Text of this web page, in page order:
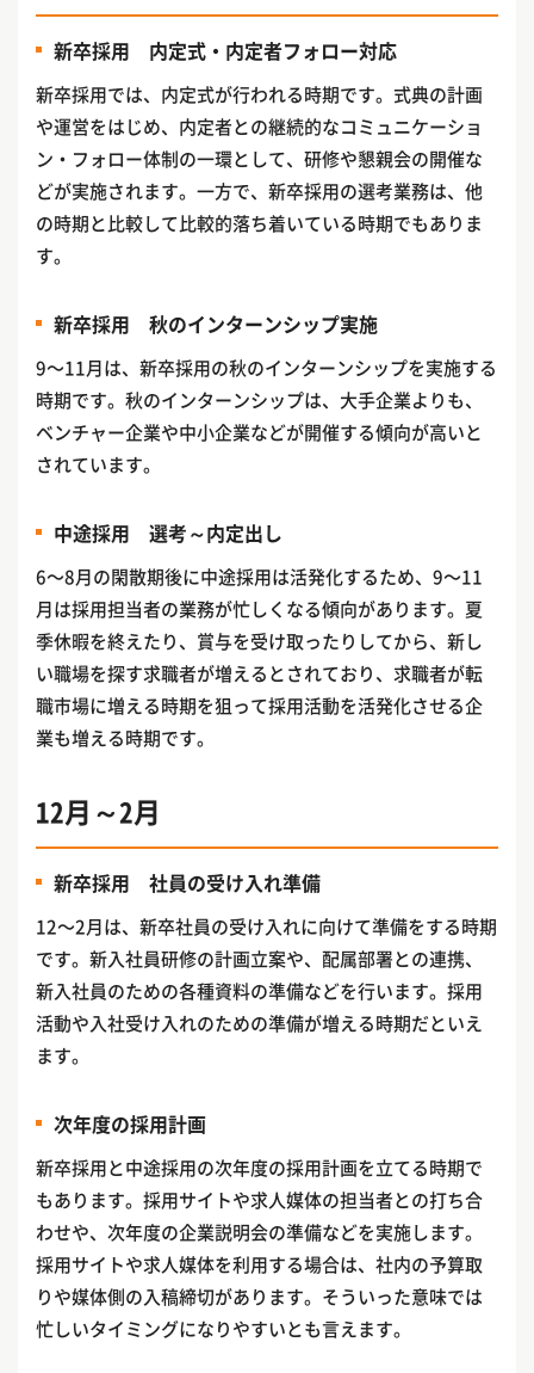
新卒採用 内定式・内定者フォロー対応
新卒採用では、内定式が行われる時期です。式典の計画
や運営をはじめ、内定者との継続的なコミュニケーショ
ン・フォロー体制の一環として、研修や懇親会の開催な
どが実施されます。一方で、新卒採用の選考業務は、他
の時期と比較して比較的落ち着いている時期でもありま
す。
新卒採用 秋のインターンシップ実施
9〜11月は、新卒採用の秋のインターンシップを実施する
時期です。秋のインターンシップは、大手企業よりも、
ベンチャー企業や中小企業などが開催する傾向が高いと
されています。
中途採用 選考～内定出し
6〜8月の閑散期後に中途採用は活発化するため、9〜11
月は採用担当者の業務が忙しくなる傾向があります。夏
季休暇を終えたり、賞与を受け取ったりしてから、新し
い職場を探す求職者が増えるとされており、求職者が転
職市場に増える時期を狙って採用活動を活発化させる企
業も増える時期です。
12月～2月
新卒採用 社員の受け入れ準備
12〜2月は、新卒社員の受け入れに向けて準備をする時期
です。新入社員研修の計画立案や、配属部署との連携、
新入社員のための各種資料の準備などを行います。採用
活動や入社受け入れのための準備が増える時期だといえ
ます。
次年度の採用計画
新卒採用と中途採用の次年度の採用計画を立てる時期で
もあります。採用サイトや求人媒体の担当者との打ち合
わせや、次年度の企業説明会の準備などを実施します。
採用サイトや求人媒体を利用する場合は、社内の予算取
りや媒体側の入稿締切があります。そういった意味では
忙しいタイミングになりやすいとも言えます。